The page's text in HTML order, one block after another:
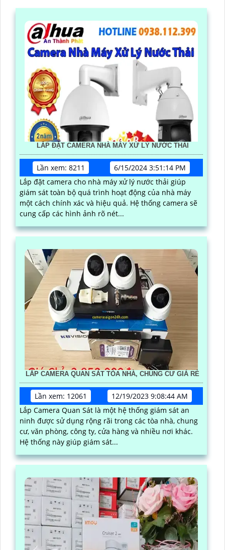
LẮP ĐẶT CAMERA NHÀ MÁY XỬ LÝ NƯỚC THẢI
Lần xem: 8211
6/15/2024 3:51:14 PM
Lắp đặt camera cho nhà máy xử lý nước thải giúp
giám sát toàn bộ quá trình hoạt động của nhà máy
một cách chính xác và hiệu quả. Hệ thống camera sẽ
cung cấp các hình ảnh rõ nét...
LẮP CAMERA QUAN SÁT TÒA NHÀ, CHUNG CƯ GIÁ RẺ
Lần xem: 12061
12/19/2023 9:08:44 AM
Lắp Camera Quan Sát là một hệ thống giám sát an
ninh được sử dụng rộng rãi trong các tòa nhà, chung
cư, văn phòng, công ty, cửa hàng và nhiều nơi khác.
Hệ thống này giúp giám sát...